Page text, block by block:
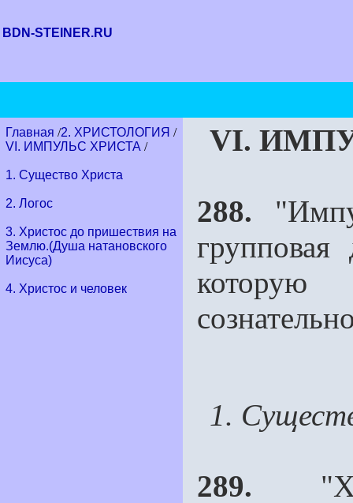
BDN-STEINER.RU
Главная /2. ХРИСТОЛОГИЯ /
VI. ИМПУЛЬС ХРИСТА /
1. Существо Христа
2. Логос
3. Христос до пришествия на
Землю.(Душа натановского
Иисуса)
4. Христос и человек
VI.
288.
групповая
1.
289.